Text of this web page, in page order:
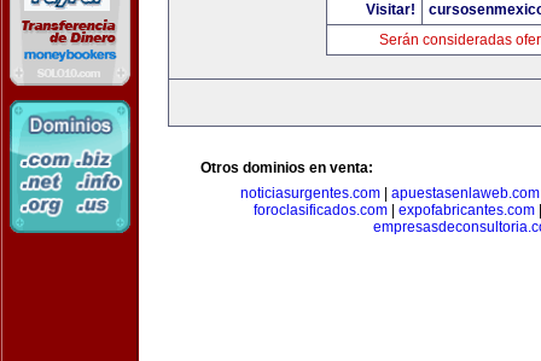
Visitar!
Serán consideradas
Otros dominios en venta:
noticiasurgentes.com| apuestasenlaweb.com
foroclasificados.com
expofabricantes.com